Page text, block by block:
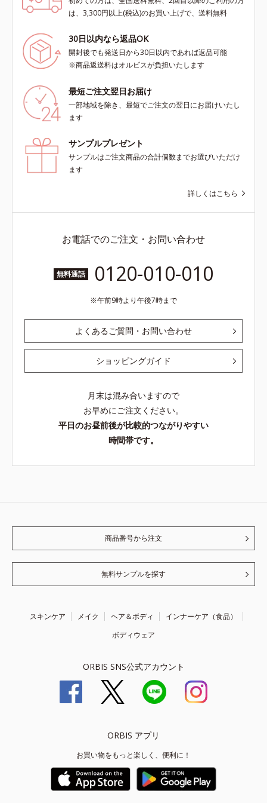
は、3,300円以上(税込)のお買い上げで、送料無料
30日以内なら返品OK
開封後でも発送日から30日以内であれば返品可能
※商品返送料はオルビスが負担いたします
最短ご注文翌日お届け
一部地域を除き、最短でご注文の翌日にお届けいたし
ます
サンプルプレゼント
サンプルはご注文商品の合計個数までお選びいただけ
ます
詳しくはこちら
お電話でのご注文・お問い合わせ
無料通話 0120-010-010
午前9時より午後7時まで
よくあるご質問・お問い合わせ
ショッピングガイド
月末は混み合いますので
お早めにご注文ください。
平日のお昼前後が比較的つながりやすい
時間帯です。
商品番号から注文
無料サンプルを探す
スキンケア メイク ヘア＆ボディ
インナーケア（食品）
ボディウェア
ORBIS SNS公式アカウント
ORBIS アプリ
お買い物をもっと楽しく、便利に！